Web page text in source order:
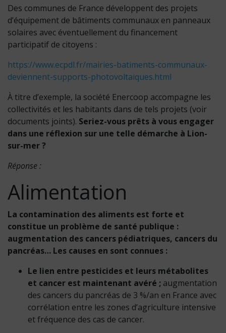
Des communes de France développent des projets
d’équipement de bâtiments communaux en panneaux
solaires avec éventuellement du financement
participatif de citoyens :
https://www.ecpdl.fr/mairies-batiments-communaux-
deviennent-supports-photovoltaiques.html
À titre d’exemple, la société Enercoop accompagne les
collectivités et les habitants dans de tels projets (voir
documents joints). Seriez-vous prêts à vous engager
dans une réflexion sur une telle démarche à Lion-
sur-mer ?
Réponse :
Alimentation
La contamination des aliments est forte et
constitue un problème de santé publique :
augmentation des cancers pédiatriques, cancers du
pancréas… Les causes en sont connues :
Le lien entre pesticides et leurs métabolites
et cancer est maintenant avéré ; augmentation
des cancers du pancréas de 3 %/an en France avec
corrélation entre les zones d’agriculture intensive
et fréquence des cas de cancer.